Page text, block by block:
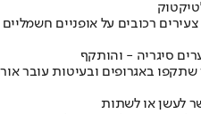
רכובים על אופניים
סיגריה - והותקף
באגרופים ובעיטות עובר
לעשן או לשתות